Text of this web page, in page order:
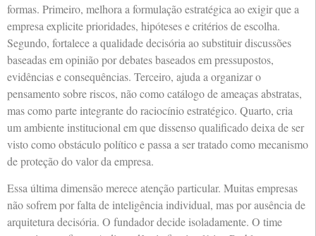
formas. Primeiro, melhora a formulação estratégica ao exigir que a
empresa explicite prioridades, hipóteses e critérios de escolha.
Segundo, fortalece a qualidade decisória ao substituir discussões
baseadas em opinião por debates baseados em pressupostos,
evidências e consequências. Terceiro, ajuda a organizar o
pensamento sobre riscos, não como catálogo de ameaças abstratas,
mas como parte integrante do raciocínio estratégico. Quarto, cria
um ambiente institucional em que dissenso qualificado deixa de ser
visto como obstáculo político e passa a ser tratado como mecanismo
de proteção do valor da empresa.
Essa última dimensão merece atenção particular. Muitas empresas
não sofrem por falta de inteligência individual, mas por ausência de
arquitetura decisória. O fundador decide isoladamente. O time